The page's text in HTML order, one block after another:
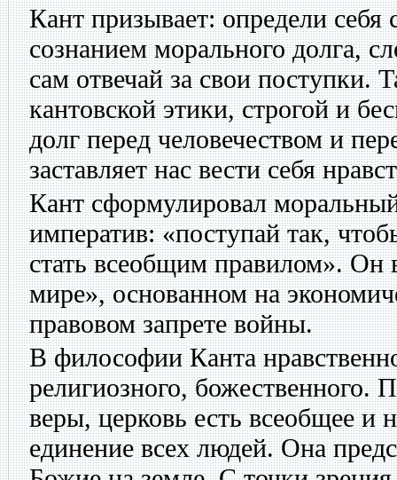
Кант призывает: определи себя
сознанием морального долга,
сам отвечай за свои поступки.
кантовской этики, строгой и
долг перед человечеством и
заставляет нас вести себя
Кант сформулировал
императив: «поступай так,
стать всеобщим правилом».
мире», основанном на
правовом запрете войны.
В философии Канта
религиозного, божественного.
веры, церковь есть всеобщее и
единение всех людей. Она